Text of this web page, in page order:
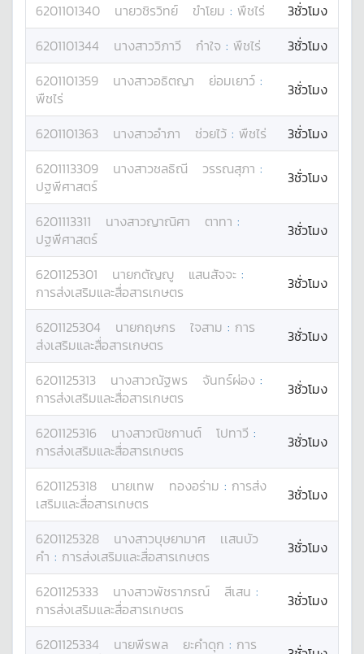
6201101340
นายวชิรวิทย์ ขำโยม : พืชไร่
3ชั่วโมง
6201101344
นางสาววิภาวี ก๋าใจ : พืชไร่
3ชั่วโมง
6201101359
นางสาวอธิตญา ย่อมเยาว์ :
พืชไร่
3ชั่วโมง
6201101363 นางสาวอำภา ช่วยไว้ : พืชไร่
3ชั่วโมง
6201113309
นางสาวชลธิณี วรรณสุภา :
ปฐพีศาสตร์
3ชั่วโมง
6201113311 นางสาวญาณิศา ตาทา :
ปฐพีศาสตร์
3ชั่วโมง
6201125301 นายกตัญญู แสนสัจจะ :
การส่งเสริมและสื่อสารเกษตร
3ชั่วโมง
6201125304 นายกฤษกร ใจสาม : การ
ส่งเสริมและสื่อสารเกษตร
3ชั่วโมง
6201125313 นางสาวณัฐพร จันทร์ผ่อง :
การส่งเสริมและสื่อสารเกษตร
3ชั่วโมง
6201125316 นางสาวณิชกานต์ โปทาวี :
การส่งเสริมและสื่อสารเกษตร
3ชั่วโมง
6201125318 นายเทพ ทองอร่าม : การส่ง
เสริมและสื่อสารเกษตร
3ชั่วโมง
6201125328 นางสาวบุษยามาศ
เเสนบัว
คำ : การส่งเสริมและสื่อสารเกษตร 3ชั่วโมง
6201125333 นางสาวพัชราภรณ์ สีเสน :
การส่งเสริมและสื่อสารเกษตร
3ชั่วโมง
6201125334 นายพีรพล ยะคำดุก : การ